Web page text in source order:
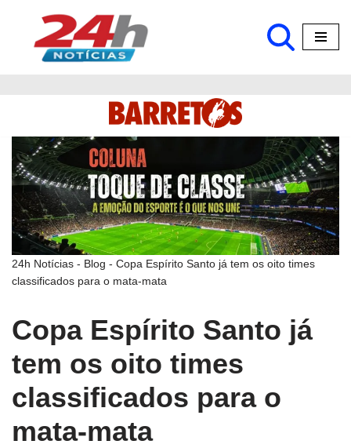
Pular
24h Notícias - Blog - Copa Espírito Santo já tem os oito times
classificados para o mata-mata
Copa Espírito Santo já
tem os oito times
classificados para o
mata-mata